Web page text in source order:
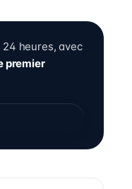
heures, avec
premier